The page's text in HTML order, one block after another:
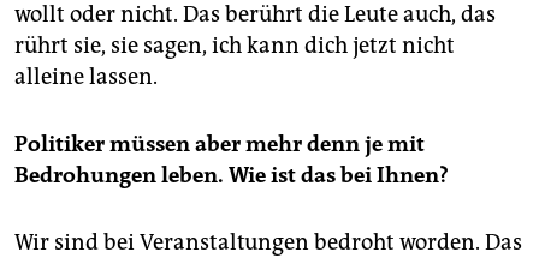
wollt oder nicht. Das berührt die Leute auch, das
rührt sie, sie sagen, ich kann dich jetzt nicht
alleine lassen.
Politiker müssen aber mehr denn je mit
Bedrohungen leben. Wie ist das bei Ihnen?
Wir sind bei Veranstaltungen bedroht worden. Das